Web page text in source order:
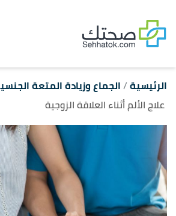
الرئيسية الجماع وزيادة المتعة
علاج الألم أثناء العلاقة الزوجية